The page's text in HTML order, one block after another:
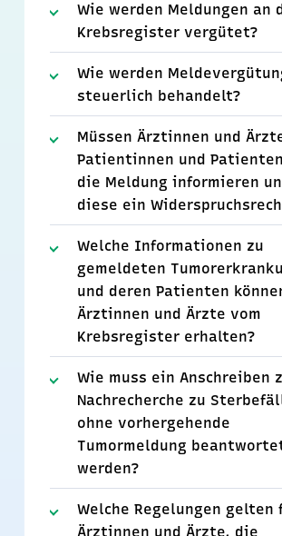
Wie werden Meldungen an
Krebsregister vergütet?
Wie werden
steuerlich behandelt?
Müssen Ärztinnen und
Patientinnen und
die Meldung informieren
diese ein
Welche Informationen zu
gemeldeten
und deren Patienten
Ärztinnen und Ärzte vom
Krebsregister erhalten?
Wie muss ein Anschreiben
Nachrecherche zu
ohne vorhergehende
Tumormeldung
werden?
Welche Regelungen gelten
Ärztinnen und Ärzte, die